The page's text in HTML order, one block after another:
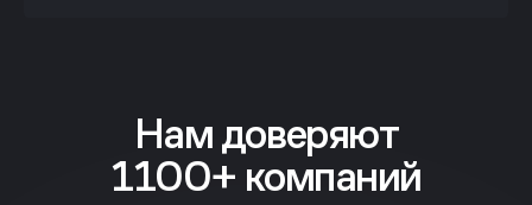
Нам доверяют
1100+ компаний